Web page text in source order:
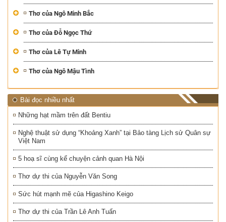
Thơ của Ngô Minh Bắc
Thơ của Đỗ Ngọc Thứ
Thơ của Lê Tự Minh
Thơ của Ngô Mậu Tình
Bài đọc nhiều nhất
Những hạt mầm trên đất Bentiu
Nghệ thuật sử dụng “Khoảng Xanh” tại Bảo tàng Lịch sử Quân sự
Việt Nam
5 hoạ sĩ cùng kể chuyện cảnh quan Hà Nội
Thơ dự thi của Nguyễn Văn Song
Sức hút mạnh mẽ của Higashino Keigo
Thơ dự thi của Trần Lê Anh Tuấn